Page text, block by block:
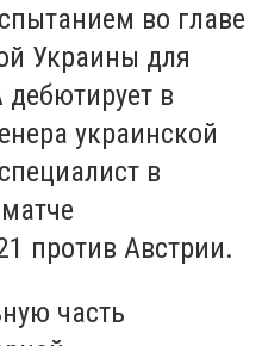
во главе
Украины для
в
украинской
в
против Австрии.
часть